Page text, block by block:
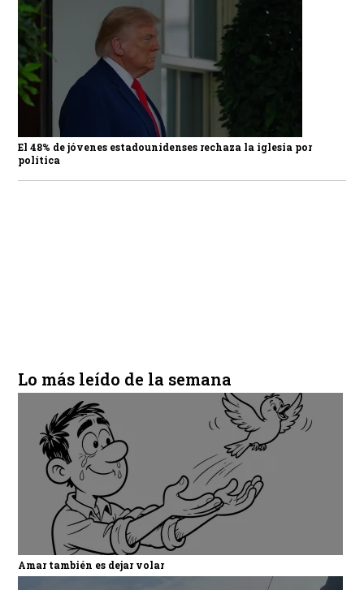
El 48% de jóvenes estadounidenses rechaza la iglesia por
política
Lo más leído de la semana
Amar también es dejar volar